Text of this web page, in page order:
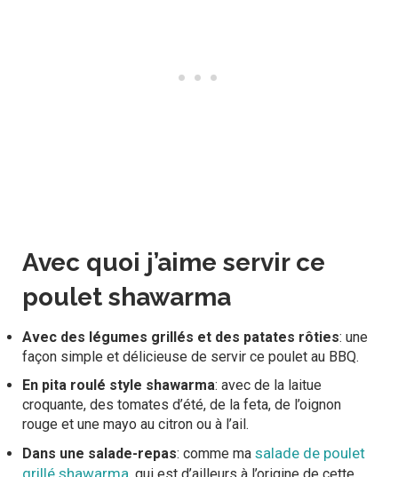
Avec quoi j’aime servir ce
poulet shawarma
Avec des légumes grillés et des patates rôties: une
façon simple et délicieuse de servir ce poulet au BBQ.
En pita roulé style shawarma: avec de la laitue
croquante, des tomates d’été, de la feta, de l’oignon
rouge et une mayo au citron ou à l’ail.
Dans une salade-repas: comme ma salade de poulet